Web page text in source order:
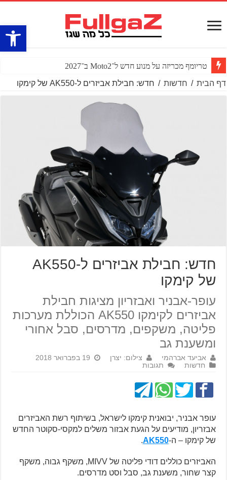
פתח
טריומף מכריזה על מנוע חדש ל־Moto2 ב־2027
דף הבית / חדשות / חדש: חבילת אביזרים ל-AK550 של קימקו
חדש: חבילת אביזרים ל-AK550
של קימקו
עופר-אבניר ואבזריון מציגות חבילת
אביזרים לקימקו AK550 הכוללת מערכות
פליטה, משקפים, מדרסים, סבל אחורי
ומשענת גב
אביעד אברהמי צילום: יצרן
19 בפברואר 2018
חדשות
תגובות
עופר אבניר, יבואנית קימקו לישראל, בשיתוף רשת האביזרים
אבזריון, מודיעים על הגעת אבזור משלים למקסי-סקוטר החדש
של קימקו – ה-AK550
.
האביזרים כוללים דודי פליטה של MIVV, משקף גבוה, משקף
קצר שחור, משענת גב, סבל וסט מדרסים.